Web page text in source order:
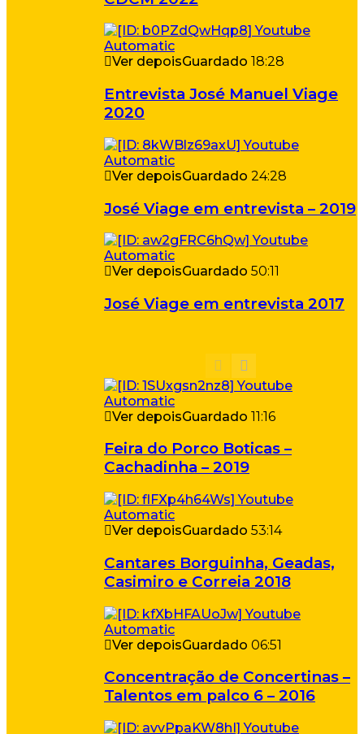
Ver depoisGuardado 18:28
Entrevista José Manuel Viage
2020
Ver depoisGuardado 24:28
José Viage em entrevista – 2019
Ver depoisGuardado 50:11
José Viage em entrevista 2017
Ver depoisGuardado 11:16
Feira do Porco Boticas –
Cachadinha – 2019
Ver depoisGuardado 53:14
Cantares Borguinha, Geadas,
Casimiro e Correia 2018
Ver depoisGuardado 06:51
Concentração de Concertinas –
Talentos em palco 6 – 2016